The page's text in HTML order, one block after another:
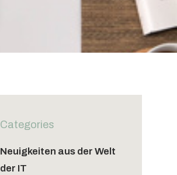
Categories
Neuigkeiten aus der Welt
der IT